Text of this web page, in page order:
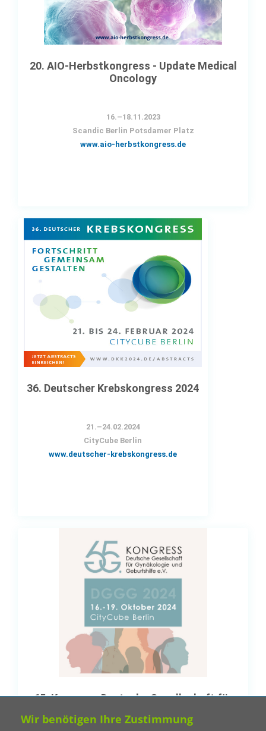
Wir benötigen Ihre Zustimmung
20. AIO-Herbstkongress - Update Medical
Oncology
16.–18.11.2023
Scandic Berlin Potsdamer Platz
www.aio-herbstkongress.de
36. Deutscher Krebskongress 2024
21.–24.02.2024
CityCube Berlin
www.deutscher-krebskongress.de
65. Kongress Deutsche Gesellschaft für
16.–19.10.2024